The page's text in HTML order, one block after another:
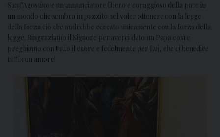
Sant’Agostino e un annunciatore libero e coraggioso della pace in
un mondo che sembra impazzito nel voler ottenere con la legge
della forza ciò che andrebbe cercato unicamente con la forza della
legge. Ringraziamo il Signore per averci dato un Papa così e
preghiamo con tutto il cuore e fedelmente per Lui, che ci benedice
tutti con amore!